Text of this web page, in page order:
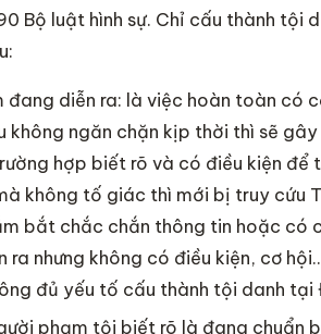
Bộ luật hình sự. Chỉ cấu thành tội
đang diễn ra: là việc hoàn toàn có
không ngăn chặn kịp thời thì sẽ
hợp biết rõ và có điều kiện để
không tố giác thì mới bị truy cứu
bắt chắc chắn thông tin hoặc có
ra nhưng không có điều kiện, cơ
đủ yếu tố cấu thành tội danh tại
phạm tội biết rõ là đang chuẩn